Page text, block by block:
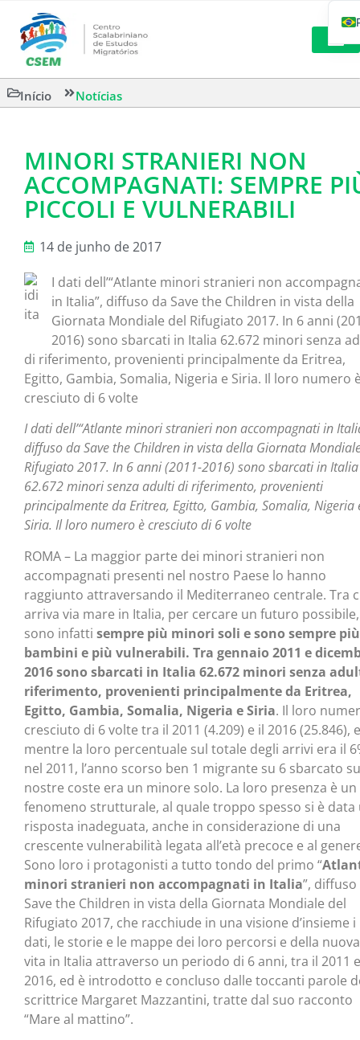
Início Notícias
MINORI STRANIERI NON
ACCOMPAGNATI: SEMPRE
PICCOLI E VULNERABILI
14 de junho de 2017
I dati dell’“Atlante minori stranieri non
in Italia”, diffuso da Save the Children in vista della
Giornata Mondiale del Rifugiato 2017. In 6 anni
2016) sono sbarcati in Italia 62.672 minori senza
di riferimento, provenienti principalmente da Eritrea,
Egitto, Gambia, Somalia, Nigeria e Siria. Il loro numero
cresciuto di 6 volte
I dati dell’“Atlante minori stranieri non accompagnati in
diffuso da Save the Children in vista della Giornata
Rifugiato 2017. In 6 anni (2011-2016) sono sbarcati in Italia
62.672 minori senza adulti di riferimento, provenienti
principalmente da Eritrea, Egitto, Gambia, Somalia, Nigeria
Siria. Il loro numero è cresciuto di 6 volte
ROMA – La maggior parte dei minori stranieri non
accompagnati presenti nel nostro Paese lo hanno
raggiunto attraversando il Mediterraneo centrale. Tra
arriva via mare in Italia, per cercare un futuro
sono infatti sempre più minori soli e sono sempre più
bambini e più vulnerabili. Tra gennaio 2011 e
2016 sono sbarcati in Italia 62.672 minori senza
riferimento, provenienti principalmente da Eritrea,
Egitto, Gambia, Somalia, Nigeria e Siria. Il loro
cresciuto di 6 volte tra il 2011 (4.209) e il 2016 (25.846),
mentre la loro percentuale sul totale degli arrivi era il
nel 2011, l’anno scorso ben 1 migrante su 6 sbarcato
nostre coste era un minore solo. La loro presenza è un
fenomeno strutturale, al quale troppo spesso si è data
risposta inadeguata, anche in considerazione di una
crescente vulnerabilità legata all’età precoce e al
Sono loro i protagonisti a tutto tondo del primo “
minori stranieri non accompagnati in Italia”,
Save the Children in vista della Giornata Mondiale del
Rifugiato 2017, che racchiude in una visione d’insieme i
dati, le storie e le mappe dei loro percorsi e della nuova
vita in Italia attraverso un periodo di 6 anni, tra il 2011
2016, ed è introdotto e concluso dalle toccanti parole
scrittrice Margaret Mazzantini, tratte dal suo racconto
“Mare al mattino”.